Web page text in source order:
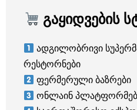
გაყიდვების
ადგილობრივი
რესტორნები
ფერმერული ბაზრები
ონლაინ